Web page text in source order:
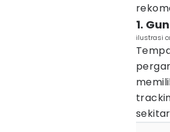
1.
ilustrasi
sekitar